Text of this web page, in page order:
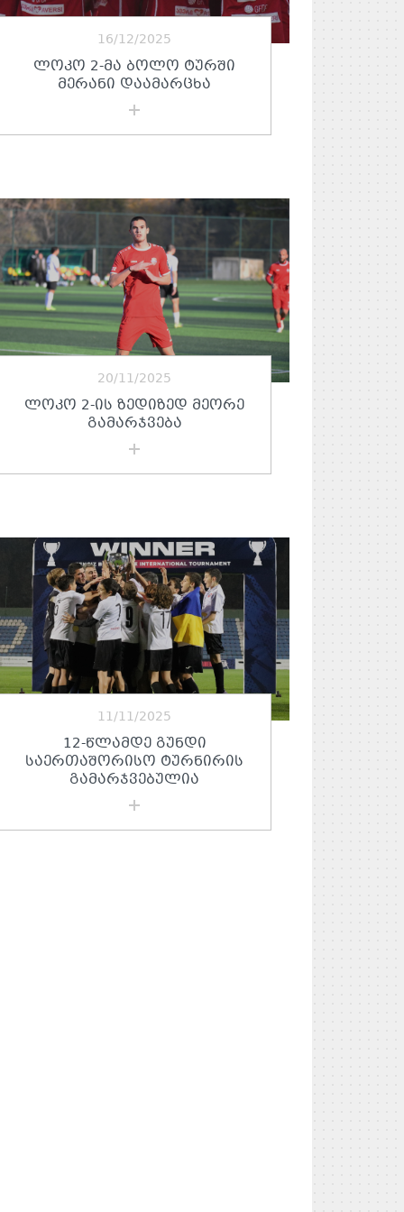
16/12/2025
ᲚᲝᲙᲝ 2-ᲛᲐ ᲑᲝᲚᲝ ᲢᲣᲠᲨᲘ
ᲛᲔᲠᲐᲜᲘ ᲓᲐᲐᲛᲐᲠᲪᲮᲐ
20/11/2025
ᲚᲝᲙᲝ 2-ᲘᲡ ᲖᲔᲓᲘᲖᲔᲓ ᲛᲔᲝᲠᲔ
ᲒᲐᲛᲐᲠᲯᲕᲔᲑᲐ
11/11/2025
12-ᲬᲚᲐᲛᲓᲔ ᲒᲣᲜᲓᲘ
ᲡᲐᲔᲠᲗᲐᲨᲝᲠᲘᲡᲝ ᲢᲣᲠᲜᲘᲠᲘᲡ
ᲒᲐᲛᲐᲠᲯᲕᲔᲑᲣᲚᲘᲐ